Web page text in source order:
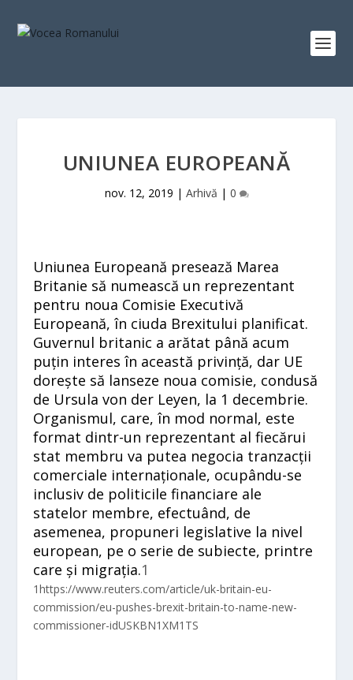
UNIUNEA EUROPEANĂ
nov. 12, 2019 | Arhivă | 0
Uniunea Europeană presează Marea
Britanie să numească un reprezentant
pentru noua Comisie Executivă
Europeană, în ciuda Brexitului planificat.
Guvernul britanic a arătat până acum
puțin interes în această privință, dar UE
dorește să lanseze noua comisie, condusă
de Ursula von der Leyen, la 1 decembrie.
Organismul, care, în mod normal, este
format dintr-un reprezentant al fiecărui
stat membru va putea negocia tranzacții
comerciale internaționale, ocupându-se
inclusiv de politicile financiare ale
statelor membre, efectuând, de
asemenea, propuneri legislative la nivel
european, pe o serie de subiecte, printre
care și migrația.1
1https://www.reuters.com/article/uk-britain-eu-
commission/eu-pushes-brexit-britain-to-name-new-
commissioner-idUSKBN1XM1TS